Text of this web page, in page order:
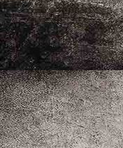
_MG_1917
_MG_2260